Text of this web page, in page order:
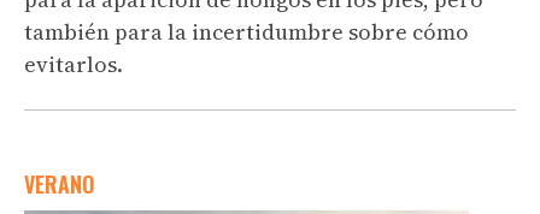
también para la incertidumbre sobre cómo
evitarlos.
VERANO